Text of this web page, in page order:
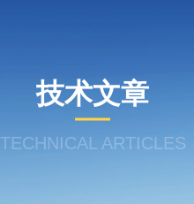
技术文章
TECHNICAL ARTICLES